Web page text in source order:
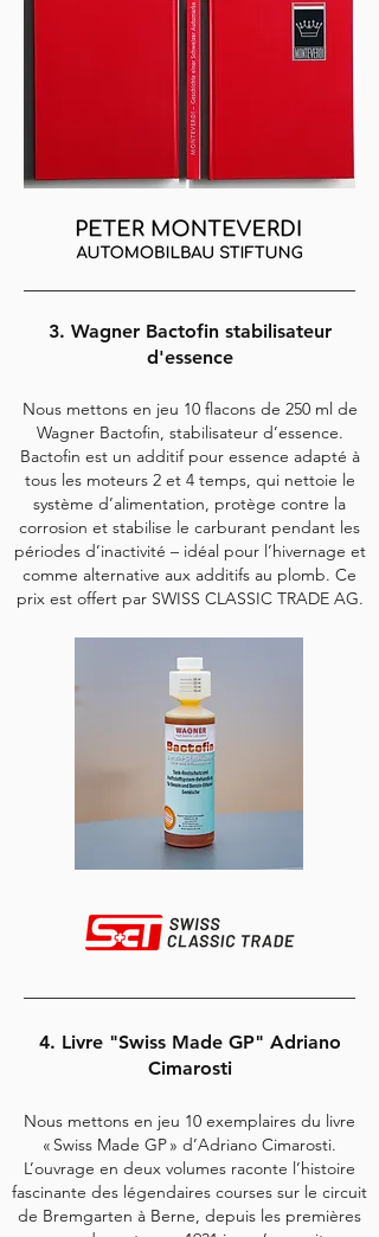
3. Wagner Bactofin stabilisateur
d'essence
Nous mettons en jeu 10 flacons de 250 ml de
Wagner Bactofin, stabilisateur d’essence.
Bactofin est un additif pour essence adapté à
tous les moteurs 2 et 4 temps, qui nettoie le
système d’alimentation, protège contre la
corrosion et stabilise le carburant pendant les
périodes d’inactivité – idéal pour l’hivernage et
comme alternative aux additifs au plomb. Ce
prix est offert par SWISS CLASSIC TRADE AG.
4. Livre "Swiss Made GP" Adriano
Cimarosti
Nous mettons en jeu 10 exemplaires du livre
« Swiss Made GP » d’Adriano Cimarosti.
L’ouvrage en deux volumes raconte l’histoire
fascinante des légendaires courses sur le circuit
de Bremgarten à Berne, depuis les premières